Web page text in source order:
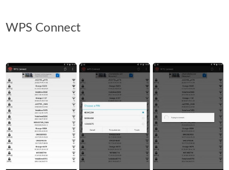
WPS Connect